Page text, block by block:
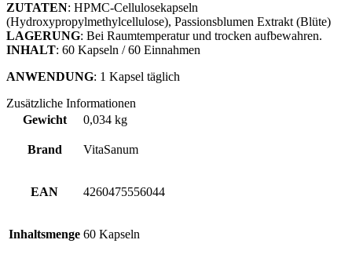
ZUTATEN: HPMC-Cellulosekapseln
(Hydroxypropylmethylcellulose), Passionsblumen Extrakt (Blüte)
LAGERUNG: Bei Raumtemperatur und trocken aufbewahren.
INHALT: 60 Kapseln / 60 Einnahmen
ANWENDUNG: 1 Kapsel täglich
Zusätzliche Informationen
Gewicht
0,034 kg
Brand VitaSanum
EAN 4260475556044
Inhaltsmenge 60 Kapseln